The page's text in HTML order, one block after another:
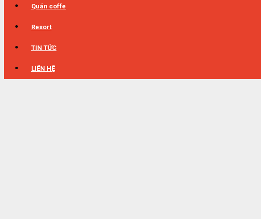
Quán coffe
Resort
TIN TỨC
LIÊN HỆ